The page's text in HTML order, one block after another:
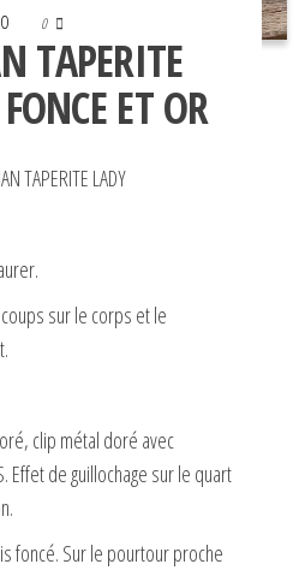
0
TAPERITE
ET OR
TAPERITE LADY
sur le corps et le
clip métal doré avec
Effet de guillochage sur le quart
foncé. Sur le pourtour proche